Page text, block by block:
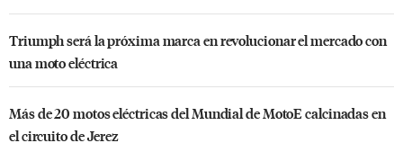
Triumph será la próxima marca en revolucionar el mercado con
una moto eléctrica
Más de 20 motos eléctricas del Mundial de MotoE calcinadas en
el circuito de Jerez